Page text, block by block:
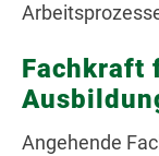
Fachkraft
Angehende